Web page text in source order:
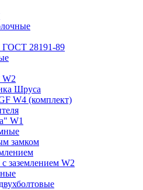
ГОСТ 28191-89
W2
Шруса
W4 (комплект)
W1
замком
заземлением W2